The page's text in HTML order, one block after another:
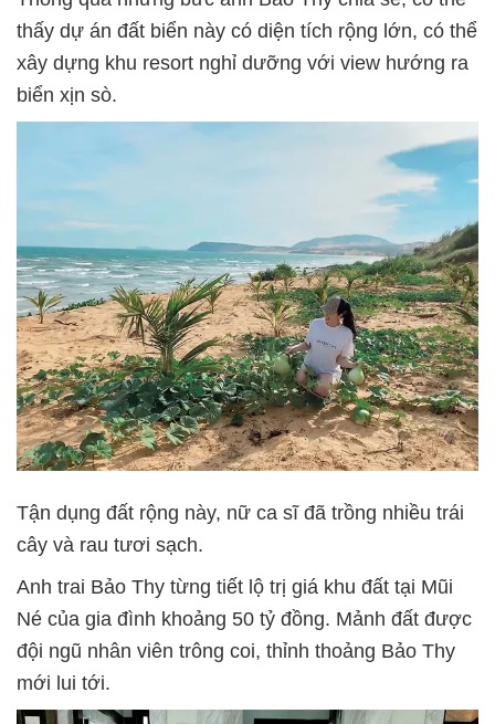
thấy dự án đất biển này có diện tích rộng lớn, có thể
xây dựng khu resort nghỉ dưỡng với view hướng ra
biển xịn sò.
Tận dụng đất rộng này, nữ ca sĩ đã trồng nhiều trái
cây và rau tươi sạch.
Anh trai Bảo Thy từng tiết lộ trị giá khu đất tại Mũi
Né của gia đình khoảng 50 tỷ đồng. Mảnh đất được
đội ngũ nhân viên trông coi, thỉnh thoảng Bảo Thy
mới lui tới.